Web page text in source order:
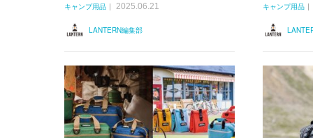
キャンプ用品 2025.06.21
LANTERN編集部
キャンプ用品